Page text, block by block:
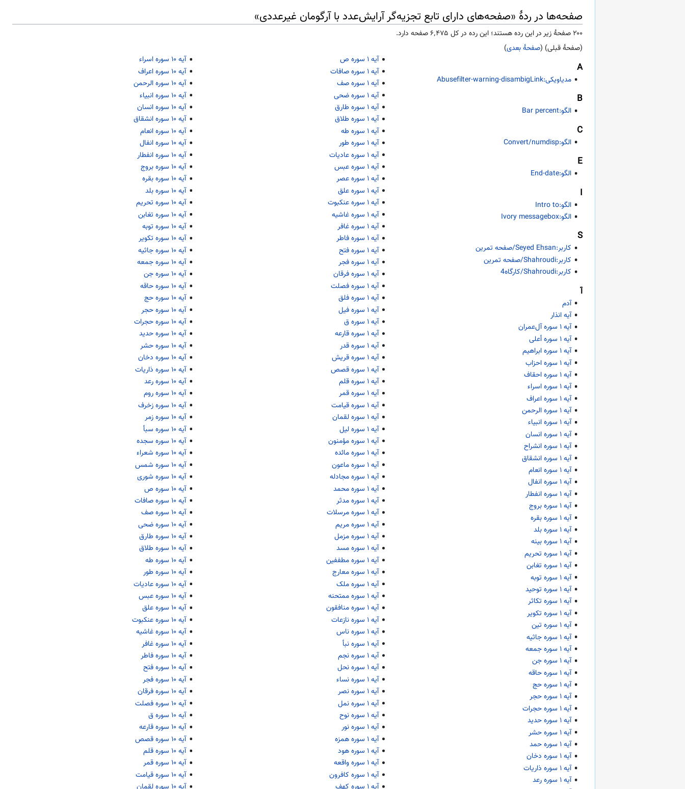
صفحه‌ها در ردهٔ «صفحه‌های دارای تابع تجزیه‌گر آرایش‌عدد با آرگومان غیرعددی»
۲۰۰ صفحۀ زیر در این رده هستند؛ این رده در کل ۶٬۴۷۵ صفحه دارد.
(صفحهٔ قبلی) (صفحهٔ بعدی)
A
مدیاویکی:Abusefilter-warning-disambigLink
B
الگو:Bar percent
C
الگو:Convert/numdisp
E
الگو:End-date
I
الگو:Intro to
الگو:Ivory messagebox
S
کاربر:Seyed Ehsan/صفحه تمرین
کاربر:Shahroudi/صفحه تمرین
کاربر:Shahroudi/کارگاه4
آ
آدم
آیه انذار
آیه ۱ سوره آل‌عمران
آیه ۱ سوره أعلی
آیه ۱ سوره ابراهیم
آیه ۱ سوره احزاب
آیه ۱ سوره احقاف
آیه ۱ سوره اسراء
آیه ۱ سوره اعراف
آیه ۱ سوره الرحمن
آیه ۱ سوره انبیاء
آیه ۱ سوره انسان
آیه ۱ سوره انشراح
آیه ۱ سوره انشقاق
آیه ۱ سوره انعام
آیه ۱ سوره انفال
آیه ۱ سوره انفطار
آیه ۱ سوره بروج
آیه ۱ سوره بقره
آیه ۱ سوره بلد
آیه ۱ سوره بینه
آیه ۱ سوره تحریم
آیه ۱ سوره تغابن
آیه ۱ سوره توبه
آیه ۱ سوره توحید
آیه ۱ سوره تکاثر
آیه ۱ سوره تکویر
آیه ۱ سوره تین
آیه ۱ سوره جاثیه
آیه ۱ سوره جمعه
آیه ۱ سوره جن
آیه ۱ سوره حاقه
آیه ۱ سوره حج
آیه ۱ سوره حجر
آیه ۱ سوره حجرات
آیه ۱ سوره حدید
آیه ۱ سوره حشر
آیه ۱ سوره حمد
آیه ۱ سوره دخان
آیه ۱ سوره ذاریات
آیه ۱ سوره رعد
آیه ۱ سوره ص
آیه ۱ سوره صافات
آیه ۱ سوره صف
آیه ۱ سوره ضحی
آیه ۱ سوره طارق
آیه ۱ سوره طلاق
آیه ۱ سوره طه
آیه ۱ سوره طور
آیه ۱ سوره عادیات
آیه ۱ سوره عبس
آیه ۱ سوره عصر
آیه ۱ سوره علق
آیه ۱ سوره عنکبوت
آیه ۱ سوره غاشیه
آیه ۱ سوره غافر
آیه ۱ سوره فاطر
آیه ۱ سوره فتح
آیه ۱ سوره فجر
آیه ۱ سوره فرقان
آیه ۱ سوره فصلت
آیه ۱ سوره فلق
آیه ۱ سوره فیل
آیه ۱ سوره ق
آیه ۱ سوره قارعه
آیه ۱ سوره قدر
آیه ۱ سوره قریش
آیه ۱ سوره قصص
آیه ۱ سوره قلم
آیه ۱ سوره قمر
آیه ۱ سوره قیامت
آیه ۱ سوره لقمان
آیه ۱ سوره لیل
آیه ۱ سوره مؤمنون
آیه ۱ سوره مائده
آیه ۱ سوره ماعون
آیه ۱ سوره مجادله
آیه ۱ سوره محمد
آیه ۱ سوره مدثر
آیه ۱ سوره مرسلات
آیه ۱ سوره مریم
آیه ۱ سوره مزمل
آیه ۱ سوره مسد
آیه ۱ سوره مطففین
آیه ۱ سوره معارج
آیه ۱ سوره ملک
آیه ۱ سوره ممتحنه
آیه ۱ سوره منافقون
آیه ۱ سوره نازعات
آیه ۱ سوره ناس
آیه ۱ سوره نبأ
آیه ۱ سوره نجم
آیه ۱ سوره نحل
آیه ۱ سوره نساء
آیه ۱ سوره نصر
آیه ۱ سوره نمل
آیه ۱ سوره نوح
آیه ۱ سوره نور
آیه ۱ سوره همزه
آیه ۱ سوره هود
آیه ۱ سوره واقعه
آیه ۱ سوره کافرون
آیه ۱۰ سوره اسراء
آیه ۱۰ سوره اعراف
آیه ۱۰ سوره الرحمن
آیه ۱۰ سوره انبیاء
آیه ۱۰ سوره انسان
آیه ۱۰ سوره انشقاق
آیه ۱۰ سوره انعام
آیه ۱۰ سوره انفال
آیه ۱۰ سوره انفطار
آیه ۱۰ سوره بروج
آیه ۱۰ سوره بقره
آیه ۱۰ سوره بلد
آیه ۱۰ سوره تحریم
آیه ۱۰ سوره تغابن
آیه ۱۰ سوره توبه
آیه ۱۰ سوره تکویر
آیه ۱۰ سوره جاثیه
آیه ۱۰ سوره جمعه
آیه ۱۰ سوره جن
آیه ۱۰ سوره حاقه
آیه ۱۰ سوره حج
آیه ۱۰ سوره حجر
آیه ۱۰ سوره حجرات
آیه ۱۰ سوره حدید
آیه ۱۰ سوره حشر
آیه ۱۰ سوره دخان
آیه ۱۰ سوره ذاریات
آیه ۱۰ سوره رعد
آیه ۱۰ سوره روم
آیه ۱۰ سوره زخرف
آیه ۱۰ سوره زمر
آیه ۱۰ سوره سبأ
آیه ۱۰ سوره سجده
آیه ۱۰ سوره شعراء
آیه ۱۰ سوره شمس
آیه ۱۰ سوره شوری
آیه ۱۰ سوره ص
آیه ۱۰ سوره صافات
آیه ۱۰ سوره صف
آیه ۱۰ سوره ضحی
آیه ۱۰ سوره طارق
آیه ۱۰ سوره طلاق
آیه ۱۰ سوره طه
آیه ۱۰ سوره طور
آیه ۱۰ سوره عادیات
آیه ۱۰ سوره عبس
آیه ۱۰ سوره علق
آیه ۱۰ سوره عنکبوت
آیه ۱۰ سوره غاشیه
آیه ۱۰ سوره غافر
آیه ۱۰ سوره فاطر
آیه ۱۰ سوره فتح
آیه ۱۰ سوره فجر
آیه ۱۰ سوره فرقان
آیه ۱۰ سوره فصلت
آیه ۱۰ سوره ق
آیه ۱۰ سوره قارعه
آیه ۱۰ سوره قصص
آیه ۱۰ سوره قلم
آیه ۱۰ سوره قمر
آیه ۱۰ سوره قیامت